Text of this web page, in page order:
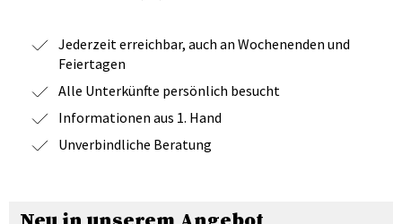
Jederzeit erreichbar, auch an Wochenenden und
Feiertagen
Alle Unterkünfte persönlich besucht
Informationen aus 1. Hand
Unverbindliche Beratung